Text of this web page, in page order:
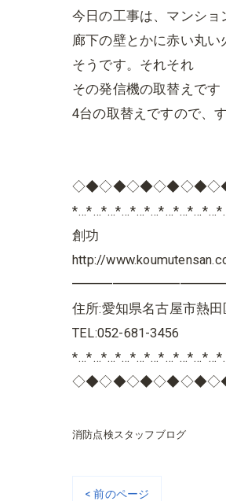
今日の工事は、マンショ
廊下の壁とかに赤い丸
そうです。それそれ
その発信機の取替えです
4台の取替えですので、
創功
http://
住所:愛知県名古屋市熱
TEL:052-681-3456
消防点検スタッフブログ
< 前のページ